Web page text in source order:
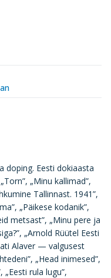
doping. Eesti dokiaasta
„Minu kallimad”,
Tallinnast. 1941”,
„Päikese kodanik”,
metsast”, „Minu pere ja
„Arnold Rüütel Eesti
Alaver — valgusest
„Head inimesed”,
„Eesti rula lugu”,